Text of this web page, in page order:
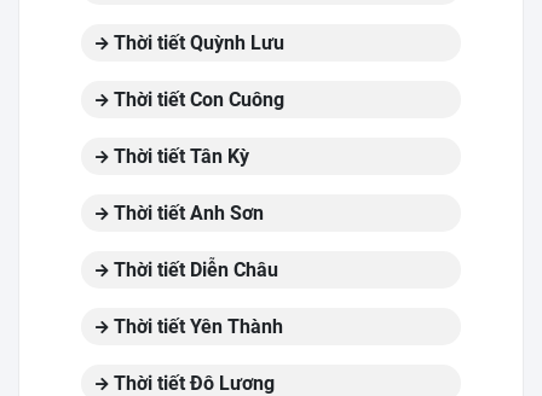
Thời tiết Quỳnh Lưu
Thời tiết Con Cuông
Thời tiết Tân Kỳ
Thời tiết Anh Sơn
Thời tiết Diễn Châu
Thời tiết Yên Thành
Thời tiết Đô Lương